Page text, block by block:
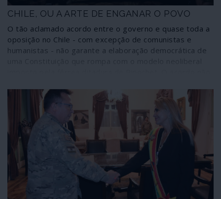
CHILE, OU A ARTE DE ENGANAR O POVO
O tão aclamado acordo entre o governo e quase toda a
oposição no Chile - com excepção de comunistas e
humanistas - não garante a elaboração democrática de
assembleia constituinte totalmente eleita por voto
directo. E reserva a exigência de aprovação da Carta
por dois terços dos constituintes, entregando as
decisões essenciais do país ao veto dos mesmos de
sempre. Assim se engana um poderoso e genuíno
levantamento popular.